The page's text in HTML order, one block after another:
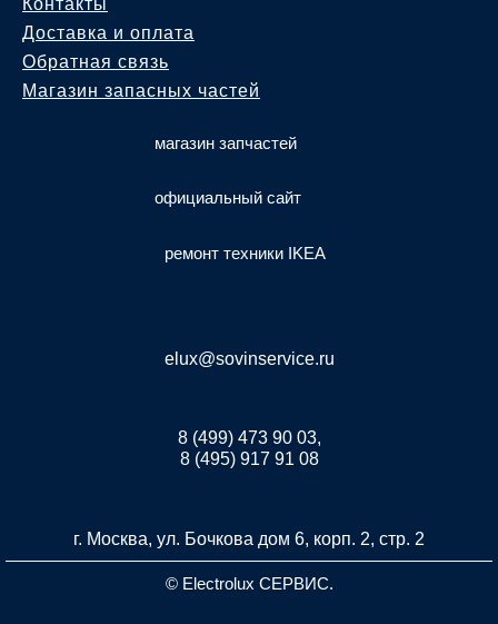
Доставка и оплата
Обратная связь
Магазин запасных частей
магазин запчастей
официальный сайт
ремонт техники IKEA
elux@sovinservice.ru
8 (499) 473 90 03,
8 (495) 917 91 08
г. Москва, ул. Бочкова дом 6, корп. 2, стр. 2
© Electrolux СЕРВИС.